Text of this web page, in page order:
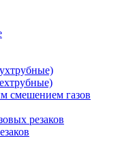
смешением газов
резаков